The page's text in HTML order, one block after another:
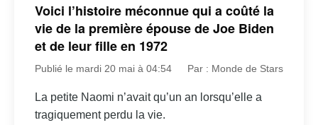
Voici l’histoire méconnue qui a coûté la
vie de la première épouse de Joe Biden
et de leur fille en 1972
Publié le mardi 20 mai à 04:54 Par : Monde de Stars
La petite Naomi n’avait qu’un an lorsqu’elle a
tragiquement perdu la vie.